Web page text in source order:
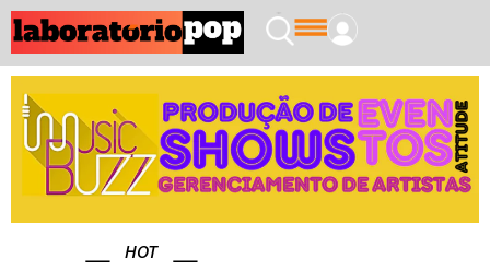
HOT